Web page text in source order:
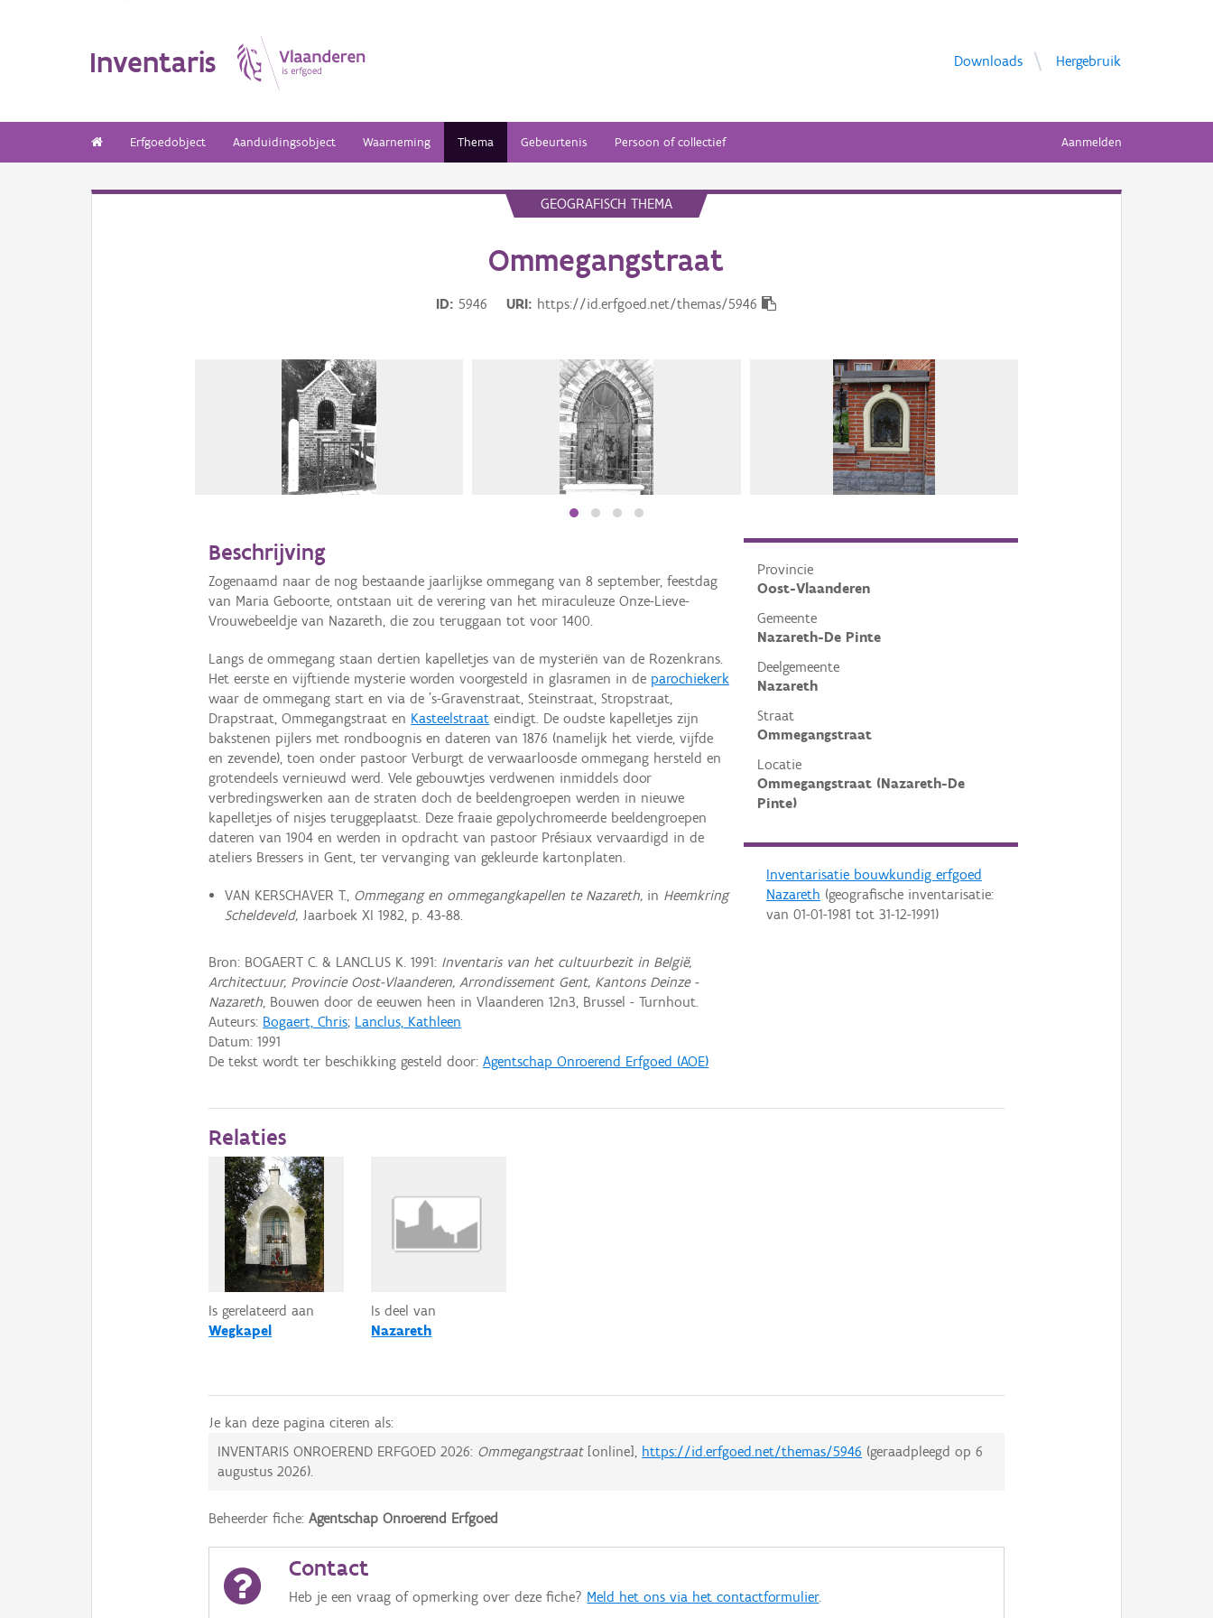
Inventaris Downloads Hergebruik
Erfgoedobject Aanduidingsobject Waarneming Thema Gebeurtenis Persoon of collectief Aanmelden
GEOGRAFISCH THEMA
Ommegangstraat
ID 5946 URI https://id.erfgoed.net/themas/5946
Provincie
Oost-Vlaanderen
Gemeente
Nazareth-De Pinte
Deelgemeente
Nazareth
Straat
Ommegangstraat
Locatie
Ommegangstraat (Nazareth-De
Pinte)
Inventarisatie bouwkundig erfgoed
Nazareth (geografische inventarisatie:
van 01-01-1981 tot 31-12-1991)
Beschrijving
Zogenaamd naar de nog bestaande jaarlijkse ommegang van 8 september, feestdag
van Maria Geboorte, ontstaan uit de verering van het miraculeuze Onze-Lieve-
Vrouwebeeldje van Nazareth, die zou teruggaan tot voor 1400.
Langs de ommegang staan dertien kapelletjes van de mysteriën van de Rozenkrans.
Het eerste en vijftiende mysterie worden voorgesteld in glasramen in de parochiekerk
waar de ommegang start en via de 's-Gravenstraat, Steinstraat, Stropstraat,
Drapstraat, Ommegangstraat en Kasteelstraat eindigt. De oudste kapelletjes zijn
bakstenen pijlers met rondboognis en dateren van 1876 (namelijk het vierde, vijfde
en zevende), toen onder pastoor Verburgt de verwaarloosde ommegang hersteld en
grotendeels vernieuwd werd. Vele gebouwtjes verdwenen inmiddels door
verbredingswerken aan de straten doch de beeldengroepen werden in nieuwe
kapelletjes of nisjes teruggeplaatst. Deze fraaie gepolychromeerde beeldengroepen
dateren van 1904 en werden in opdracht van pastoor Présiaux vervaardigd in de
ateliers Bressers in Gent, ter vervanging van gekleurde kartonplaten.
VAN KERSCHAVER T.,Ommegang en ommegangkapellen te Nazareth,in Heemkring
Scheldeveld,Jaarboek XI 1982, p. 43-88.
Bron: BOGAERT C. & LANCLUS K. 1991: Inventaris van het cultuurbezit in België,
Architectuur, Provincie Oost-Vlaanderen, Arrondissement Gent, Kantons Deinze -
Nazareth, Bouwen door de eeuwen heen in Vlaanderen 12n3, Brussel - Turnhout.
Auteurs: Bogaert, Chris; Lanclus, Kathleen
Datum:1991
De tekst wordt ter beschikking gesteld door:Agentschap Onroerend Erfgoed (AOE)
Relaties
Is gerelateerd aan
Wegkapel
Is deel van
Nazareth
Je kan deze pagina citeren als:
INVENTARIS ONROEREND ERFGOED 2026: Ommegangstraat[online], https://id.erfgoed.net/themas/5946 (geraadpleegd op6
augustus 2026).
Beheerder fiche:Agentschap Onroerend Erfgoed
Contact
Heb je een vraag of opmerking over deze fiche? Meld het ons via het contactformulier.